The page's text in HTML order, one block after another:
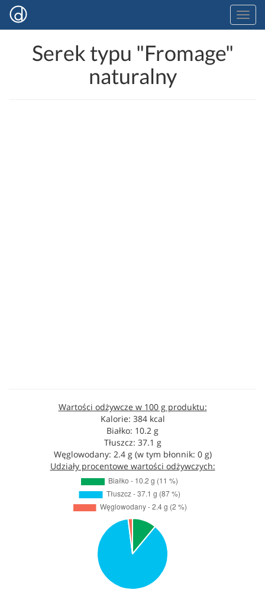
Serek typu "Fromage"
naturalny
Wartości odżywcze w 100 g produktu:
Kalorie: 384 kcal
Białko: 10.2 g
Tłuszcz: 37.1 g
Węglowodany: 2.4 g (w tym błonnik: 0 g)
Udziały procentowe wartości odżywczych: